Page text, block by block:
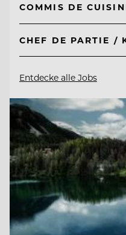
COMMIS DE
CHEF DE PARTIE /
Entdecke alle Jobs